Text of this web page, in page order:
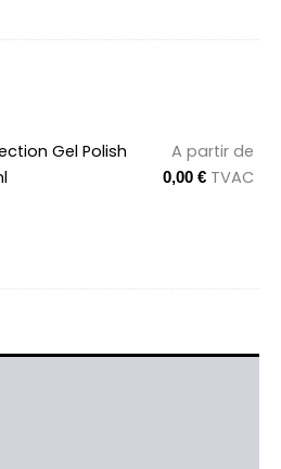
Gel Polish
A partir de
0,00 € TVAC